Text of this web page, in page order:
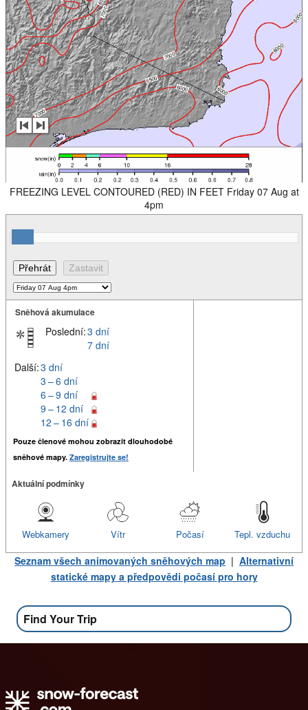
FREEZING LEVEL CONTOURED (RED) IN FEET Friday 07 Aug at
4pm
Sněhová akumulace
Poslední:3 dní
7 dní
Další:3 dní
3 – 6 dní
6 – 9 dní
9 – 12 dní
12 – 16 dní
Pouze členové mohou zobrazit dlouhodobé
sněhové mapy. Zaregistrujte se!
Aktuální podmínky
Tepl. vzduchu
Počasí
Vítr
Webkamery
Seznam všech animovaných sněhových map | Alternativní
statické mapy a předpovědi počasí pro hory
Find Your Trip